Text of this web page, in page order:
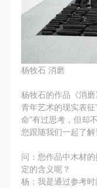
杨牧石 消磨
杨牧石的作品《消
青年艺术的现实表
命”有过思考，但却
您跟随我们一起了解
问：您作品中木材
定的含义呢？
杨：我是通过参考时
术馆资料库》等
在中央美术学院
中央美术学院美
本次活动公平公
负的原则。但活
识。
参加本次活动者
律、法规，必须遵
术馆资料库》等
在中央美术学院
中央美术学院美
本次活动公平公
负的原则。但活
识。
参加本次活动者
律、法规，必须遵
术馆资料库》等
在中央美术学院
中央美术学院美
本次活动公平公
负的原则。但活
识。
参加本次活动者
律、法规，必须遵